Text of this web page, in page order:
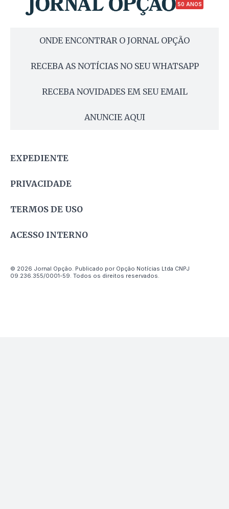
50 ANOS
ONDE ENCONTRAR O JORNAL OPÇÃO
RECEBA AS NOTÍCIAS NO SEU WHATSAPP
RECEBA NOVIDADES EM SEU EMAIL
ANUNCIE AQUI
EXPEDIENTE
PRIVACIDADE
TERMOS DE USO
ACESSO INTERNO
© 2026 Jornal Opção. Publicado por Opção Notícias Ltda CNPJ
09.236.355/0001-59. Todos os direitos reservados.